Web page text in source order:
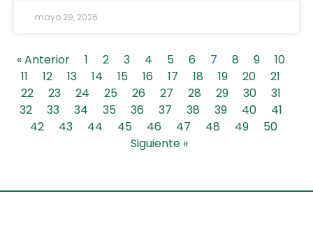
mayo 29, 2026
« Anterior 1 2 3 4 5 6 7 8 9
10
11
12 13 14 15 16 17 18 19 20
21
22
23 24 25 26 27 28 29 30
31
32
33 34 35 36 37 38 39 40
41
42
43 44 45 46 47 48 49
50
Siguiente »